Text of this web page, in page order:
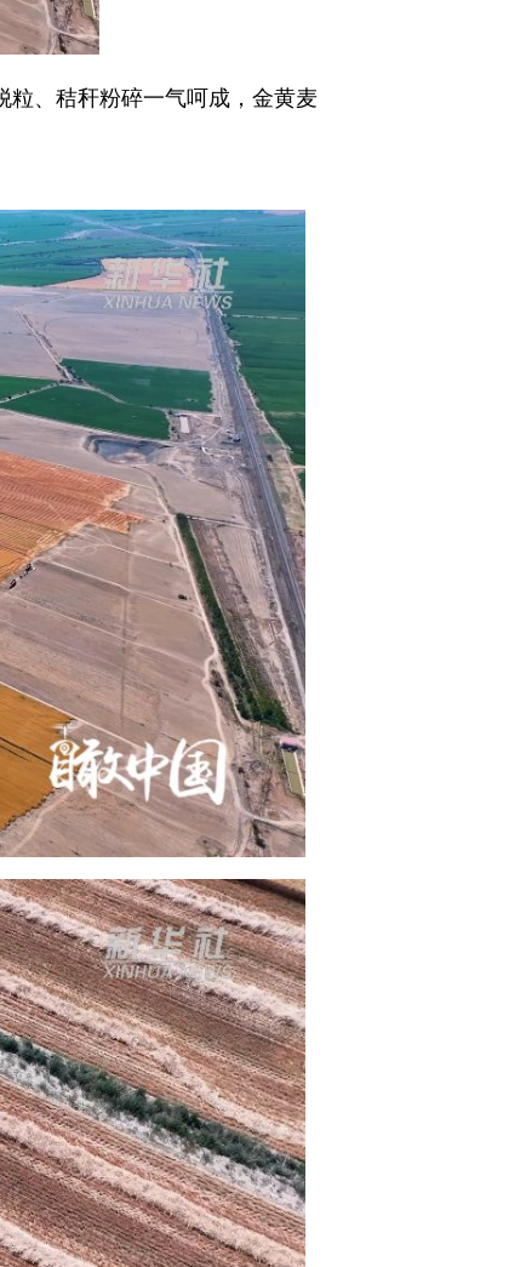
、秸秆粉碎一气呵成，金黄麦